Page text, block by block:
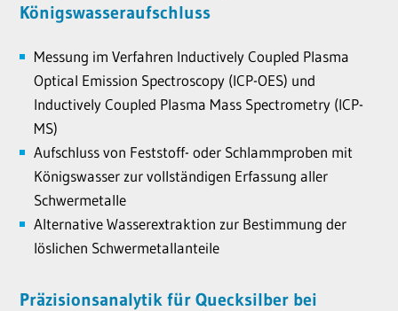
Königswasseraufschluss
Messung im Verfahren Inductively Coupled Plasma
Optical Emission Spectroscopy (ICP-OES) und
Inductively Coupled Plasma Mass Spectrometry (ICP-
MS)
Aufschluss von Feststoff- oder Schlammproben mit
Königswasser zur vollständigen Erfassung aller
Schwermetalle
Alternative Wasserextraktion zur Bestimmung der
löslichen Schwermetallanteile
Präzisionsanalytik für Quecksilber bei